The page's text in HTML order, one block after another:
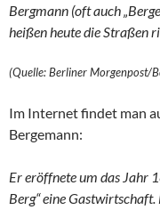
Bergmann (oft auch
heißen heute die Straßen
(Quelle: Berliner Morgenpost/
Im Internet findet man
Bergemann:
Er eröffnete um das Jahr
Berg“ eine